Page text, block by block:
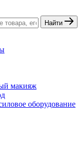
Найти
макияж
оборудование